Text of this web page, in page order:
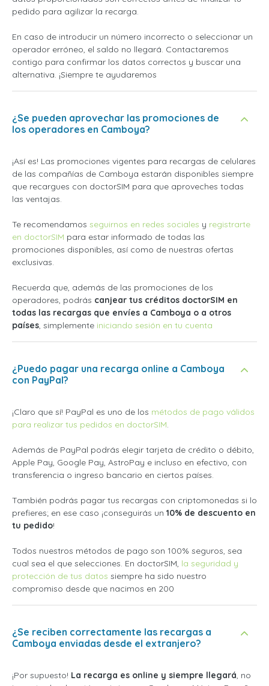
pedido para agilizar la recarga.
En caso de introducir un número incorrecto o seleccionar un
operador erróneo, el saldo no llegará. Contactaremos
contigo para confirmar los datos correctos y buscar una
alternativa. ¡Siempre te ayudaremos
¿Se pueden aprovechar las promociones de
los operadores en Camboya?
¡Así es! Las promociones vigentes para recargas de celulares
de las compañías de Camboya estarán disponibles siempre
que recargues con doctorSIM para que aproveches todas
las ventajas.
Te recomendamos seguirnos en redes sociales y registrarte
en doctorSIM para estar informado de todas las
promociones disponibles, así como de nuestras ofertas
exclusivas.
Recuerda que, además de las promociones de los
operadores, podrás canjear tus créditos doctorSIM en
todas las recargas que envíes a Camboya o a otros
países, simplemente iniciando sesión en tu cuenta
¿Puedo pagar una recarga online a Camboya
con PayPal?
¡Claro que sí! PayPal es uno de los métodos de pago válidos
para realizar tus pedidos en doctorSIM.
Además de PayPal podrás elegir tarjeta de crédito o débito,
Apple Pay, Google Pay, AstroPay e incluso en efectivo, con
transferencia o ingreso bancario en ciertos países.
También podrás pagar tus recargas con criptomonedas si lo
prefieres; en ese caso ¡conseguirás un 10% de descuento en
tu pedido!
Todos nuestros métodos de pago son 100% seguros, sea
cual sea el que selecciones. En doctorSIM, la seguridad y
protección de tus datos siempre ha sido nuestro
compromiso desde que nacimos en 200
¿Se reciben correctamente las recargas a
Camboya enviadas desde el extranjero?
¡Por supuesto! La recarga es online y siempre llegará, no